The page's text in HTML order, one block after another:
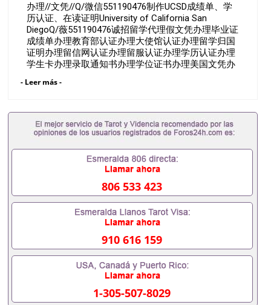
办理//文凭//Q/微信551190476制作UCSD成绩单、学
历认证、在读证明University of California San
DiegoQ/薇551190476诚招留学代理假文凭办理毕业证
成绩单办理教育部认证办理大使馆认证办理留学归国
证明办理留信网认证办理留服认证办理学历认证办理
学生卡办理录取通知书办理学位证书办理美国文凭办
凭 一、快速办理材料： 1、毕业证+成绩单+留学回国
学回国必备证明材料，给父母及亲朋好友一份完美交
代）； 2、雅思、托福，OFFER，在读证明，学生卡
等留学相关材料（申请学校、转学，甚至是申请工签
理，毕业证成绩单，学校，专业，学位，毕业时间都
可以根据客户要求安排。 国内找工作假的毕业证可以
551190476要定居国外需要办理什么材料551190476
入职事业单位/国企假的毕业证会查吗551190476入职
国企/事业单位需要些什么材料551190476办理假毕业
证在国内能用吗, 挂科拿不到毕业证怎么办, 毕业证丢
了怎么办, 没有正常毕业怎么办理毕业证,没毕业可以
办学历认证吗,您是否因为中途辍学、挂科而没有正常
毕业551190476您是否因为递交材料不齐而被拒之门
外551190476您是否因没正常毕业而导致回国得不到
教育部认证在校挂科了不想读了,成绩不理想毕不了业
怎么办551190476找工作没有文凭怎么办,怎么办理本
- Leer más -
806 533 423
910 616 159
1-305-507-8029